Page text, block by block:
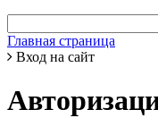
Главная страница
Вход на сайт